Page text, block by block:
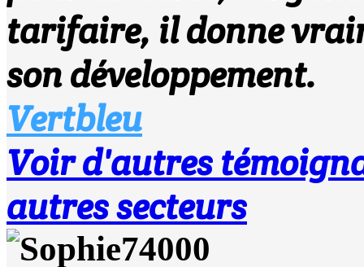
tarifaire, il donne
son développement.
Vertbleu
Voir d'autres
autres secteurs